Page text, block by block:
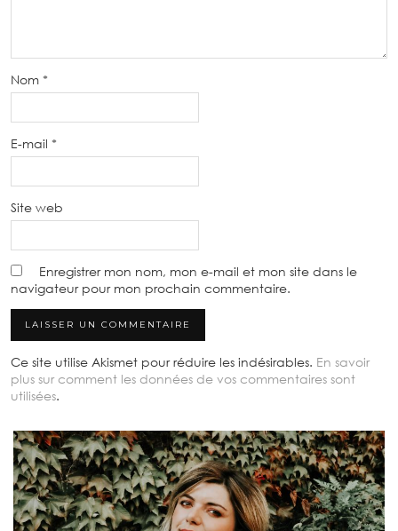
Nom *
E-mail *
Site web
Enregistrer mon nom, mon e-mail et mon site dans le
navigateur pour mon prochain commentaire.
Ce site utilise Akismet pour réduire les indésirables. En savoir
plus sur comment les données de vos commentaires sont
utilisées.